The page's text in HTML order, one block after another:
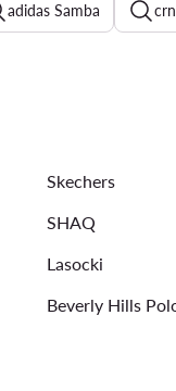
adidas Samba
Skechers
SHAQ
Lasocki
Beverly Hills